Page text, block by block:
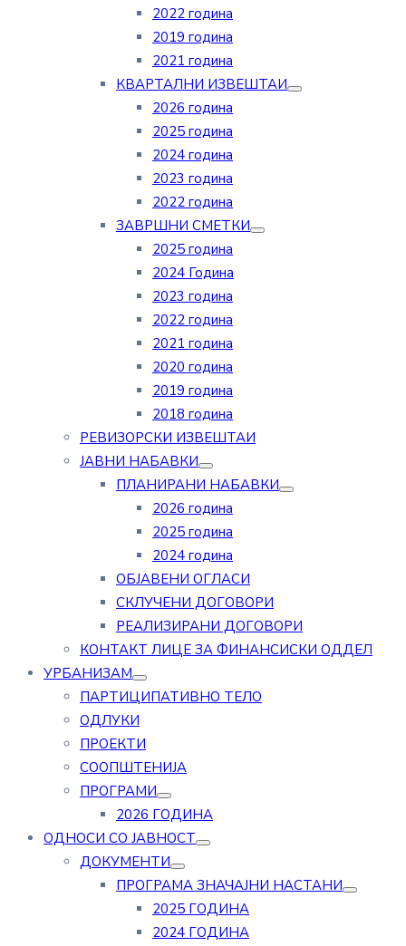
2022 година
2019 година
2021 година
КВАРТАЛНИ ИЗВЕШТАИ
2026 година
2025 година
2024 година
2023 година
2022 година
ЗАВРШНИ СМЕТКИ
2025 година
2024 Година
2023 година
2022 година
2021 година
2020 година
2019 година
2018 година
РЕВИЗОРСКИ ИЗВЕШТАИ
ЈАВНИ НАБАВКИ
ПЛАНИРАНИ НАБАВКИ
2026 година
2025 година
2024 година
ОБЈАВЕНИ ОГЛАСИ
СКЛУЧЕНИ ДОГОВОРИ
РЕАЛИЗИРАНИ ДОГОВОРИ
КОНТАКТ ЛИЦЕ ЗА ФИНАНСИСКИ ОДДЕЛ
УРБАНИЗАМ
ПАРТИЦИПАТИВНО ТЕЛО
ОДЛУКИ
ПРОЕКТИ
СООПШТЕНИЈА
ПРОГРАМИ
2026 ГОДИНА
ОДНОСИ СО ЈАВНОСТ
ДОКУМЕНТИ
ПРОГРАМА ЗНАЧАЈНИ НАСТАНИ
2025 ГОДИНА
2024 ГОДИНА